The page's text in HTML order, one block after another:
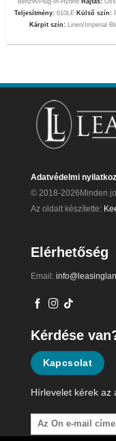
Benzin/Plug-In-Hybrid Hajtás:
Teljesítmény:610LE Külső szín:
Kárpit szín:Linen/Imperial
Adatvédelmi
© 2018-2026Minden
Az oldalt készítette:
Elérhetőség
Email:
Kérdése
Kapcsolat
Hírlevelet kérek az